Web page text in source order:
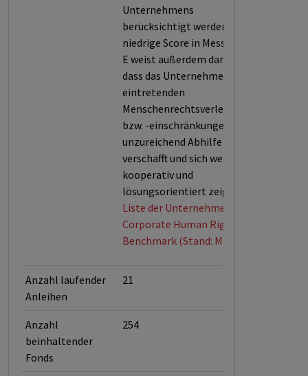
Unternehmens
berücksichtigt werden. Der
niedrige Score in Messbereich
E weist außerdem darauf hin,
dass das Unternehmen bei
eintretenden
Menschenrechtsverletzungen
bzw. -einschränkungen nur
unzureichend Abhilfe
verschafft und sich wenig
kooperativ und
lösungsorientiert zeigt.
Liste der Unternehmen der
Corporate Human Rights
Benchmark (Stand: Mai 2026)
Anzahl laufender
Anleihen
21
Anzahl
beinhaltender
Fonds
254